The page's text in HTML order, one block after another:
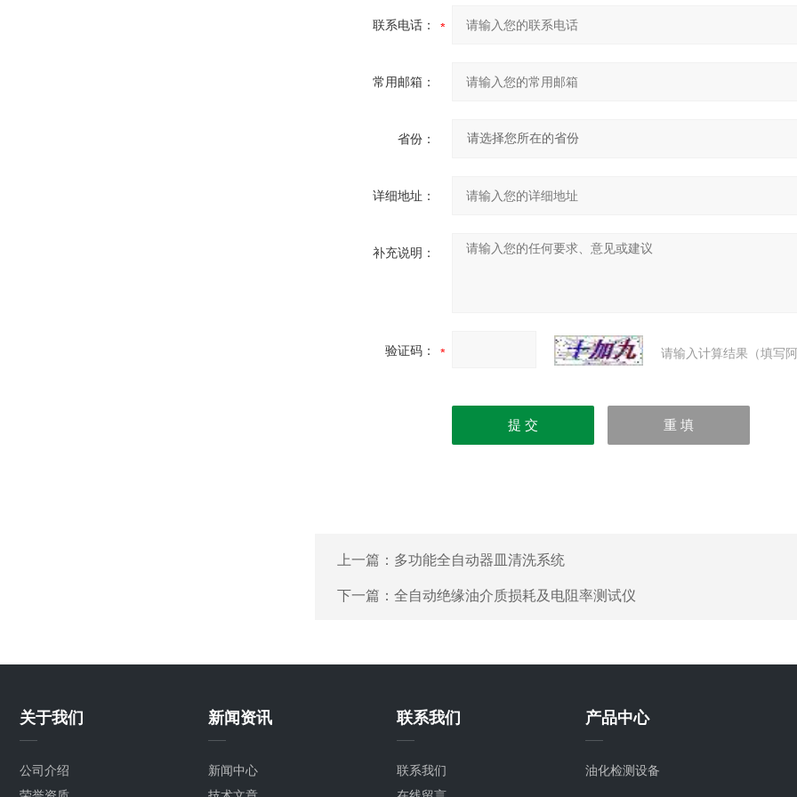
联系电话：
常用邮箱：
省份：
详细地址：
补充说明：
验证码： 请输入计算结果（填写
上一篇： 多功能全自动器皿清洗系统
下一篇： 全自动绝缘油介质损耗及电阻率测试仪
关于我们
公司介绍
新闻资讯
新闻中心
联系我们
联系我们
产品中心
油化检测设备